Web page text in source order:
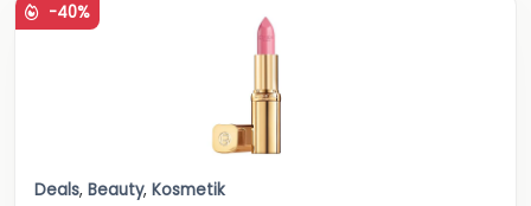
-40%
Deals, Beauty, Kosmetik